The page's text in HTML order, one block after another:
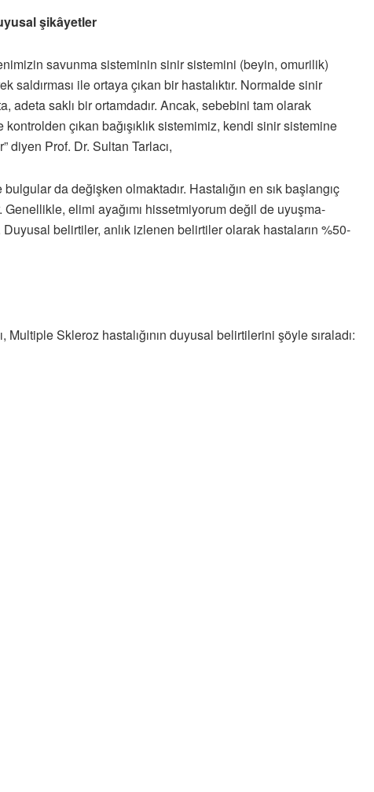
şikâyetler
savunma sisteminin sinir sistemini (beyin, omurilik)
saldırması ile ortaya çıkan bir hastalıktır. Normalde sinir
adeta saklı bir ortamdadır. Ancak, sebebini tam olarak
çıkan bağışıklık sistemimiz, kendi sinir sistemine
diyen Prof. Dr. Sultan Tarlacı,
da değişken olmaktadır. Hastalığın en sık başlangıç
elimi ayağımı hissetmiyorum değil de uyuşma-
belirtiler, anlık izlenen belirtiler olarak hastaların %50-
Multiple Skleroz hastalığının duyusal belirtilerini şöyle sıraladı: